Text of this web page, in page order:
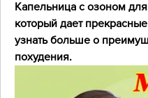
Капельница с озоном
который дает
узнать больше о
похудения.